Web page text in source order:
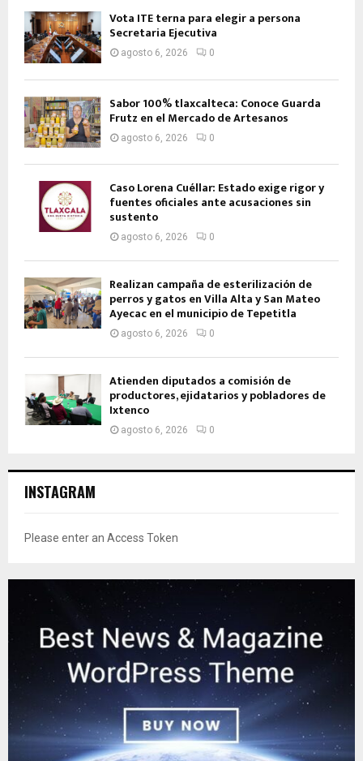
Vota ITE terna para elegir a persona
Secretaria Ejecutiva
agosto 6, 2026 0
Sabor 100% tlaxcalteca: Conoce Guarda
Frutz en el Mercado de Artesanos
agosto 6, 2026 0
Caso Lorena Cuéllar: Estado exige rigor y
fuentes oficiales ante acusaciones sin
sustento
agosto 6, 2026 0
Realizan campaña de esterilización de
perros y gatos en Villa Alta y San Mateo
Ayecac en el municipio de Tepetitla
agosto 6, 2026 0
Atienden diputados a comisión de
productores, ejidatarios y pobladores de
Ixtenco
agosto 6, 2026 0
INSTAGRAM
Please enter an Access Token